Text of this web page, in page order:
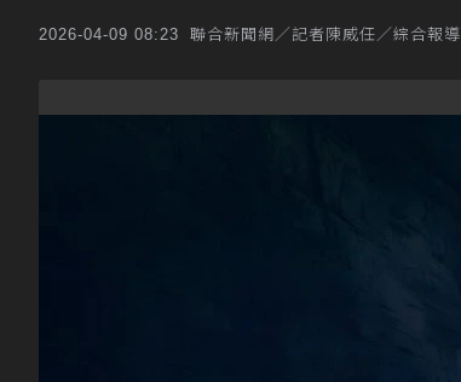
2026-04-09 08:23 聯合新聞網／記者陳威任／綜合報導